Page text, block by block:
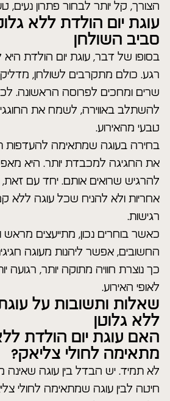
הצורך, קל יותר לבחור פתרון נעים,
עוגת יום הולדת ללא
סביב השולחן
בסופו של דבר, עוגת יום הולדת היא
רגע. כולם מתקרבים לשולחן,
שרים ומחכים לפרוסה הראשונה.
להשתלב באווירה, לשמח את
טבעי מהאירוע.
בחירה בעוגה שמתאימה להעדפות
את החגיגה למכבדת יותר. היא
להרגיש שרואים אותם. יחד עם
אחריות ולא להניח שכל עוגה ללא
רגישות.
כאשר בוחרים נכון, מתייעצים
החשובים, אפשר ליהנות מעוגה
כך נוצרת חוויה מתוקה יותר, רגועה
לאופי האירוע.
שאלות ותשובות על
ללא גלוטן
האם עוגת יום הולדת
מתאימה לחולי צליאק?
לא תמיד. יש הבדל בין עוגה
חיטה לבין עוגה שמתאימה לחולי